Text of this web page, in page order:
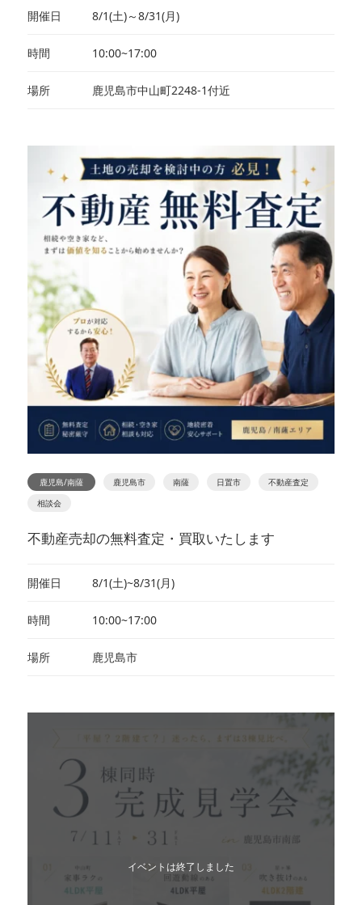
開催日 8/1(土)～8/31(月)
時間 10:00~17:00
場所 鹿児島市中山町2248-1付近
鹿児島/南薩 鹿児島市 南薩 日置市
不動産査定
相談会
不動産売却の無料査定・買取いたします
開催日 8/1(土)~8/31(月)
時間 10:00~17:00
場所 鹿児島市
イベントは終了しました